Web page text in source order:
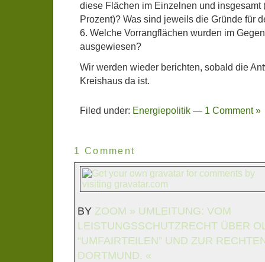
diese Flächen im Einzelnen und insgesamt
Prozent)? Was sind jeweils die Gründe für
6. Welche Vorrangflächen wurden im
ausgewiesen?
Wir werden wieder berichten, sobald die
Kreishaus da ist.
Filed under: Energiepolitik — 1 Comment »
1 Comment
BY ZOOM » UMLEITUNG: VOM
LEISTUNGSSCHUTZRECHT ÜBER
“UMFAIRTEILEN” UND ZUR
DORTMUND. «